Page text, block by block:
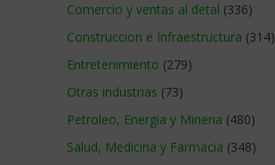
Comercio y ventas al detal (336)
Construccion e Infraestructura (314)
Entretenimiento (279)
Otras industrias (73)
Petroleo, Energia y Mineria (480)
Salud, Medicina y Farmacia (348)